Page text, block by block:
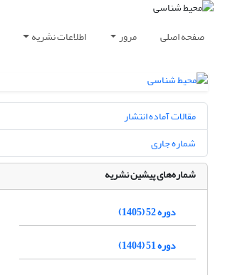
صفحه اصلی مرور اطلاعات نشریه
مقالات آماده انتشار
شماره جاری
شماره‌های پیشین نشریه
دوره 52 (1405)
دوره 51 (1404)